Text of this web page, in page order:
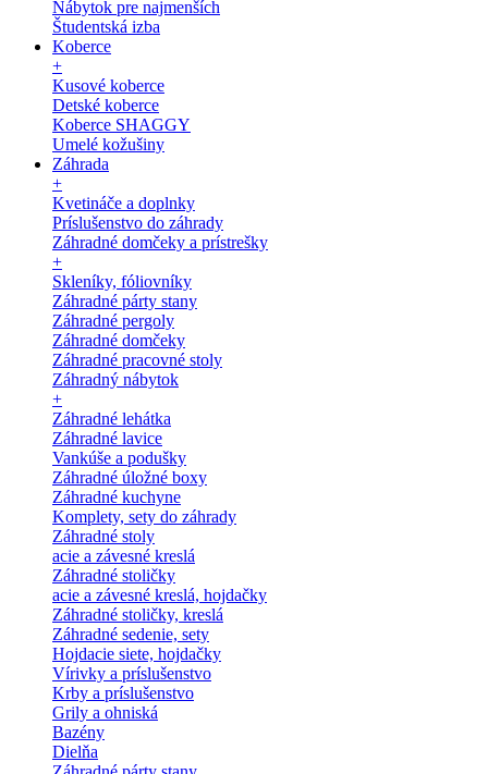
Nábytok pre najmenších
Študentská izba
Koberce
+
Kusové koberce
Detské koberce
Koberce SHAGGY
Umelé kožušiny
Záhrada
+
Kvetináče a doplnky
Príslušenstvo do záhrady
Záhradné domčeky a prístrešky
+
Skleníky, fóliovníky
Záhradné párty stany
Záhradné pergoly
Záhradné domčeky
Záhradné pracovné stoly
Záhradný nábytok
+
Záhradné lehátka
Záhradné lavice
Vankúše a podušky
Záhradné úložné boxy
Záhradné kuchyne
Komplety, sety do záhrady
Záhradné stoly
acie a závesné kreslá
Záhradné stoličky
acie a závesné kreslá, hojdačky
Záhradné stoličky, kreslá
Záhradné sedenie, sety
Hojdacie siete, hojdačky
Vírivky a príslušenstvo
Krby a príslušenstvo
Grily a ohniská
Bazény
Dielňa